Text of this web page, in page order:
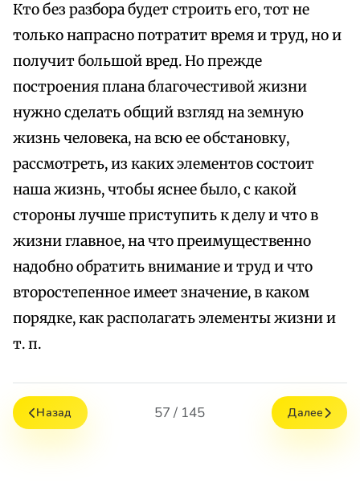
Кто без разбора будет строить его, тот не
только напрасно потратит время и труд, но и
получит большой вред. Но прежде
построения плана благочестивой жизни
нужно сделать общий взгляд на земную
жизнь человека, на всю ее обстановку,
рассмотреть, из каких элементов состоит
наша жизнь, чтобы яснее было, с какой
стороны лучше приступить к делу и что в
жизни главное, на что преимущественно
надобно обратить внимание и труд и что
второстепенное имеет значение, в каком
порядке, как располагать элементы жизни и
т. п.
Назад 57 / 145 Далее